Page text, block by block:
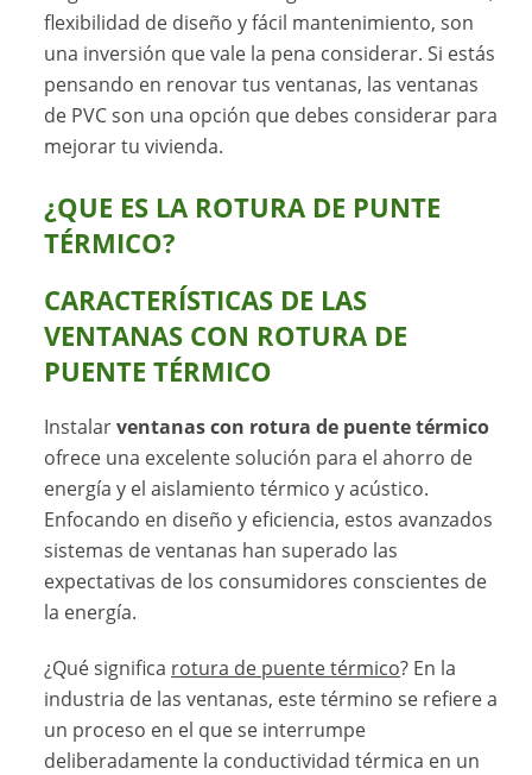
flexibilidad de diseño y fácil mantenimiento, son
una inversión que vale la pena considerar. Si estás
pensando en renovar tus ventanas, las ventanas
de PVC son una opción que debes considerar para
mejorar tu vivienda.
¿QUE ES LA ROTURA DE PUNTE
TÉRMICO?
CARACTERÍSTICAS DE LAS
VENTANAS CON ROTURA DE
PUENTE TÉRMICO
Instalarventanas con rotura de puente térmico
ofrece una excelente solución para el ahorro de
energía y el aislamiento térmico y acústico.
Enfocando en diseño y eficiencia, estos avanzados
sistemas de ventanas han superado las
expectativas de los consumidores conscientes de
la energía.
¿Qué significa rotura de puente térmico? En la
industria de las ventanas, este término se refiere a
un proceso en el que se interrumpe
deliberadamente la conductividad térmica en un